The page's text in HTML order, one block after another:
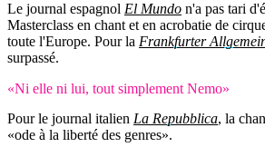
Le journal espagnol El Mundo n'a pas tari
Masterclass en chant et en acrobatie de
toute l'Europe. Pour la Frankfurter
surpassé.
«Ni elle ni lui, tout simplement Nemo»
Pour le journal italien La Repubblica, la
«ode à la liberté des genres».